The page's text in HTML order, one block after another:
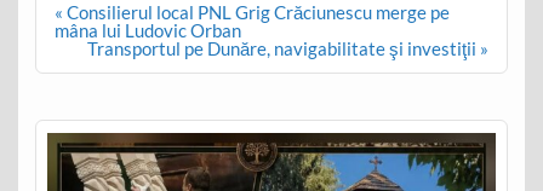
Post
navigation
« Consilierul local PNL Grig Crăciunescu merge pe
mâna lui Ludovic Orban
Transportul pe Dunăre, navigabilitate şi investiţii »